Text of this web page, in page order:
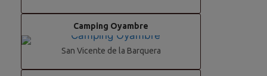
Camping Oyambre
San Vicente de la Barquera